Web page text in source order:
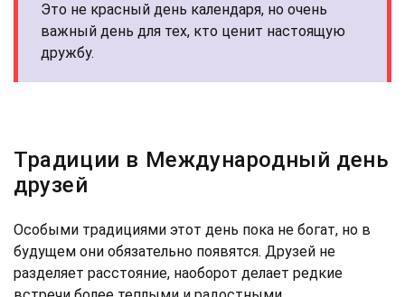
Это не красный день календаря, но очень
важный день для тех, кто ценит настоящую
дружбу.
Традиции в Международный день
друзей
Особыми традициями этот день пока не богат, но в
будущем они обязательно появятся. Друзей не
разделяет расстояние, наоборот делает редкие